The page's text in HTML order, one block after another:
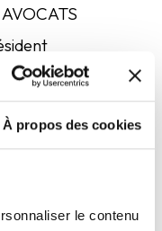
À propos des cookies
le contenu
restauration
Bois
générale
Lepine (Caen)
:TABLE